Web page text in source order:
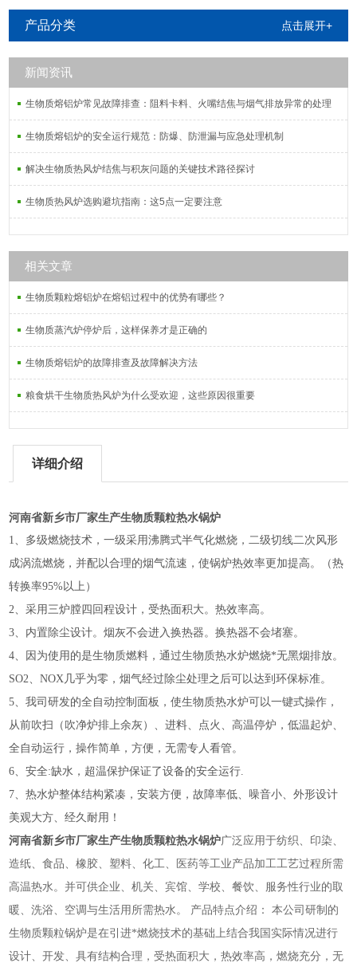
产品分类 点击展开+
新闻资讯
生物质熔铝炉常见故障排查：阻料卡料、火嘴结焦与烟气排放异常的处理
生物质熔铝炉的安全运行规范：防爆、防泄漏与应急处理机制
解决生物质热风炉结焦与积灰问题的关键技术路径探讨
生物质热风炉选购避坑指南：这5点一定要注意
相关文章
生物质颗粒熔铝炉在熔铝过程中的优势有哪些？
生物质蒸汽炉停炉后，这样保养才是正确的
生物质熔铝炉的故障排查及故障解决方法
粮食烘干生物质热风炉为什么受欢迎，这些原因很重要
详细介绍
河南省新乡市厂家生产生物质颗粒热水锅炉
1、多级燃烧技术，一级采用沸腾式半气化燃烧，二级切线二次风形
成涡流燃烧，并配以合理的烟气流速，使锅炉热效率更加提高。（热
转换率95%以上）
2、采用三炉膛四回程设计，受热面积大。热效率高。
3、内置除尘设计。烟灰不会进入换热器。换热器不会堵塞。
4、因为使用的是生物质燃料，通过生物质热水炉燃烧*无黑烟排放。
SO2、NOX几乎为零，烟气经过除尘处理之后可以达到环保标准。
5、我司研发的全自动控制面板，使生物质热水炉可以一键式操作，
从前吹扫（吹净炉排上余灰）、进料、点火、高温停炉，低温起炉、
全自动运行，操作简单，方便，无需专人看管。
6、安全:缺水，超温保护保证了设备的安全运行.
7、热水炉整体结构紧凑，安装方便，故障率低、噪音小、外形设计
美观大方、经久耐用！
河南省新乡市厂家生产生物质颗粒热水锅炉广泛应用于纺织、印染、
造纸、食品、橡胶、塑料、化工、医药等工业产品加工工艺过程所需
高温热水。并可供企业、机关、宾馆、学校、餐饮、服务性行业的取
暖、洗浴、空调与生活用所需热水。 产品特点介绍： 本公司研制的
生物质颗粒锅炉是在引进*燃烧技术的基础上结合我国实际情况进行
设计、开发、具有结构合理，受热面积大，热效率高，燃烧充分，无